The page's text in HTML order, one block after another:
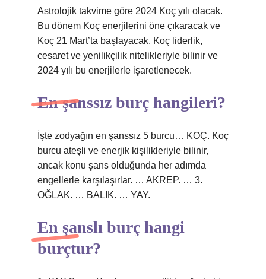
Astrolojik takvime göre 2024 Koç yılı olacak.
Bu dönem Koç enerjilerini öne çıkaracak ve
Koç 21 Mart’ta başlayacak. Koç liderlik,
cesaret ve yenilikçilik nitelikleriyle bilinir ve
2024 yılı bu enerjilerle işaretlenecek.
En şanssız burç hangileri?
İşte zodyağın en şanssız 5 burcu… KOÇ. Koç
burcu ateşli ve enerjik kişilikleriyle bilinir,
ancak konu şans olduğunda her adımda
engellerle karşılaşırlar. … AKREP. … 3.
OĞLAK. … BALIK. … YAY.
En şanslı burç hangi
burçtur?